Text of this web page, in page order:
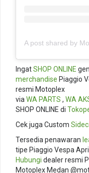
IngatSHOP ONLINE
merchandise Piaggio
resmi Motoplex
viaWA PARTS , WA
SHOP ONLINE di
Cek juga Custom
Tersedia penawaran
tipe Piaggio Vespa
Hubungi dealer resmi
Motoplex Medan